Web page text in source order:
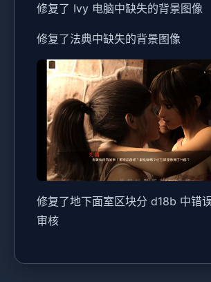
修复了 Ivy 电脑中缺失的背景图像
修复了法典中缺失的背景图像
修复了地下面室区块分 d18b 中错
审核